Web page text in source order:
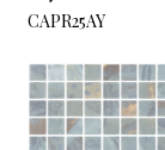
Lucido
–
♻ Vetro
prestazioni
CAPR25AY